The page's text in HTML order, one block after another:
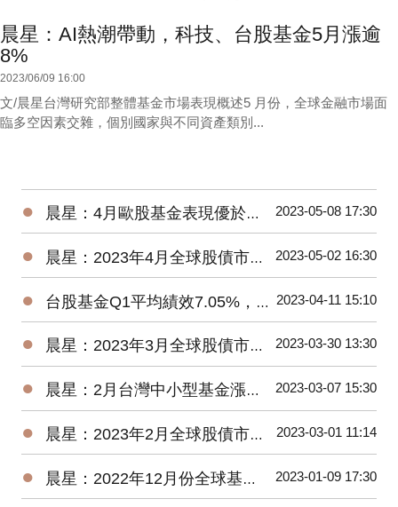
晨星：AI熱潮帶動，科技、台股基金5月漲逾
8%
2023/06/09 16:00
文/晨星台灣研究部整體基金市場表現概述5 月份，全球金融市場面
臨多空因素交雜，個別國家與不同資產類別...
● 晨星：4月歐股基金表現優於美股、亞股，債券基金漲跌不一 2023-05-08 17:30
● 晨星：2023年4月全球股債市展望 2023-05-02 16:30
● 台股基金Q1平均績效7.05%，台灣中小型平均報酬率來到18.93% 2023-04-11 15:10
● 晨星：2023年3月全球股債市展望 2023-03-30 13:30
● 晨星：2月台灣中小型基金漲逾4%，債券基金全軍覆沒 2023-03-07 15:30
● 晨星：2023年2月全球股債市展望 2023-03-01 11:14
● 晨星：2022年12月份全球基金市場年報 2023-01-09 17:30